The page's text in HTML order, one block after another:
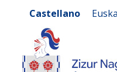
Castellano